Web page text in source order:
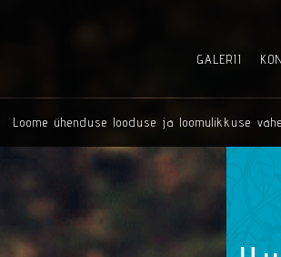
GALERII
Loome ühenduse looduse ja loomulikkuse